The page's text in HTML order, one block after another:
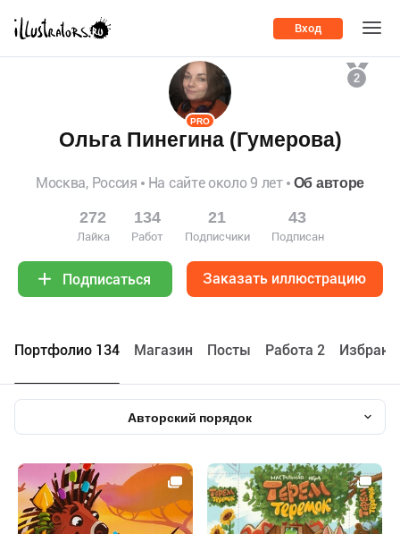
Вход
2
PRO
Ольга Пинегина (Гумерова)
Москва, Россия На сайте около 9 лет Об авторе
272
Лайка
134
Работ
21
Подписчики
43
Подписан
Подписаться Заказать иллюстрацию
Портфолио 134 Maгазин Посты Работа 2
Авторский порядок